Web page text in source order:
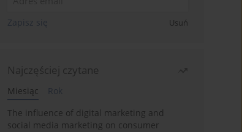
Zapisz się Usuń
Najczęściej czytane
Miesiąc
Rok
The influence of digital marketing and
social media marketing on consumer